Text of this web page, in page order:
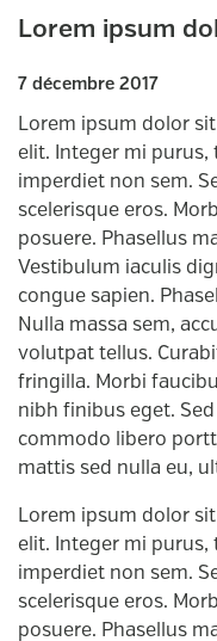
Lorem ipsum
7 décembre 2017
Lorem ipsum dolor
elit. Integer mi
imperdiet non sem.
scelerisque eros.
posuere. Phasellus
Vestibulum iaculis
congue sapien.
Nulla massa sem,
volutpat tellus.
fringilla. Morbi
nibh finibus eget.
commodo libero
mattis sed nulla eu,
Lorem ipsum dolor
elit. Integer mi
imperdiet non sem.
scelerisque eros.
posuere. Phasellus